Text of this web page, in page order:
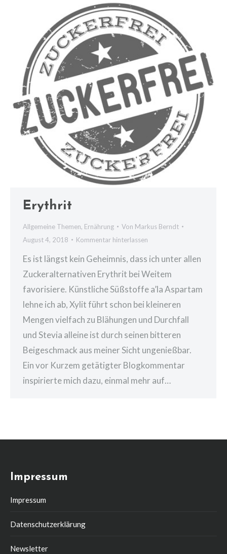
Erythrit
Allgemeine Themen, Ernährung Von Markus Berndt
August 4, 2018
Kommentar hinterlassen
Es ist längst kein Geheimnis, dass ich unter allen
Zuckeralternativen Erythrit bei Weitem
favorisiere. Künstliche Süßstoffe a’la Aspartam
lehne ich ab, Xylit führt schon bei kleineren
Mengen vielfach zu Blähungen und Durchfall
und Stevia alleine ist durch seinen bitteren
Beigeschmack aus meiner Sicht ungenießbar.
Ein vor Kurzem getätigter Blogkommentar
inspirierte mich dazu, einmal mehr auf…
Impressum
Impressum
Datenschutzerklärung
Newsletter